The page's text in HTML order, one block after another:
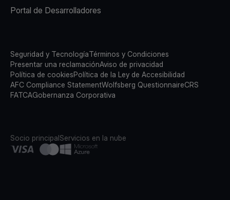
Portal de Desarrolladores
Seguridad y TecnologíaTérminos y Condiciones
Presentar una reclamaciónAviso de privacidad
Política de cookiesPolítica de la Ley de Accesibilidad
AFC Compliance StatementWolfsberg QuestionnaireCRS
FATCAGobernanza Corporativa
Socio principalServicios en la nube